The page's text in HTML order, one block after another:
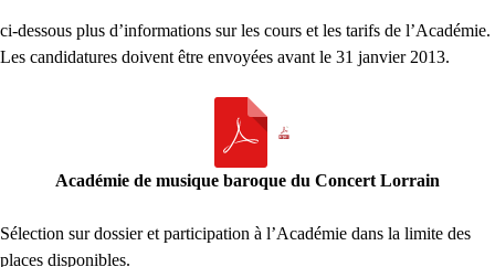
ci-dessous plus d’informations sur les cours et les tarifs de l’Académie.
Les candidatures doivent être envoyées avant le 31 janvier 2013.
Académie de musique baroque du Concert Lorrain
Sélection sur dossier et participation à l’Académie dans la limite des
places disponibles.